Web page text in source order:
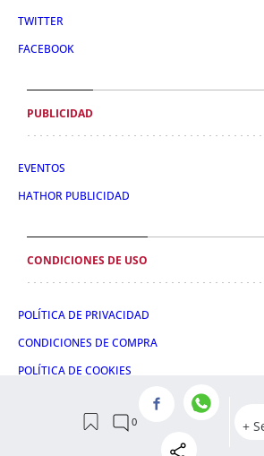
TWITTER
FACEBOOK
PUBLICIDAD
EVENTOS
HATHOR PUBLICIDAD
CONDICIONES DE USO
POLÍTICA DE PRIVACIDAD
CONDICIONES DE COMPRA
POLÍTICA DE COOKIES